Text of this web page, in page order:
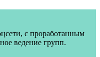
с проработанным
ведение групп.